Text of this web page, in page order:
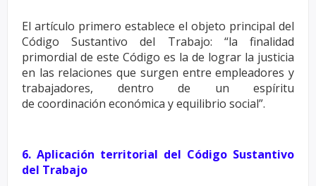
El artículo primero establece el objeto principal del
CódigoSustantivo del Trabajo: “la finalidad
primordial de este Código es la de lograr la justicia
en las relaciones que surgen entre empleadores y
trabajadores, dentro de un espíritu
de coordinación económica y equilibrio social”.
6. Aplicación territorial del Código Sustantivo
del Trabajo